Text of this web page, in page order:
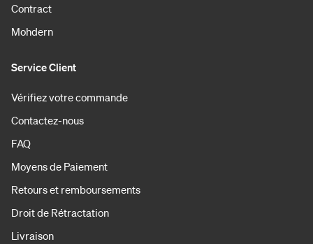
Contract
Mohdern
Service Client
Vérifiez votre commande
Contactez-nous
FAQ
Moyens de Paiement
Retours et remboursements
Droit de Rétractation
Livraison